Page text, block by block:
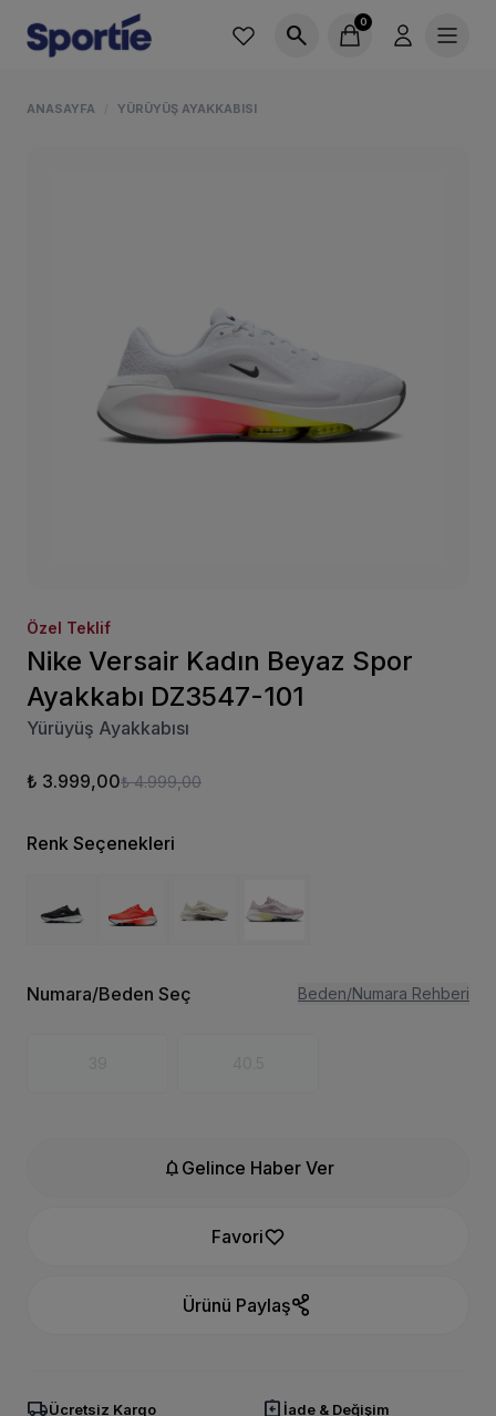
search 0
ANASAYFA YÜRÜYÜŞ AYAKKABISI
Özel Teklif
Nike Versair Kadın Beyaz Spor
Ayakkabı DZ3547-101
Yürüyüş Ayakkabısı
₺ 3.999,00₺ 4.999,00
Renk Seçenekleri
Numara/Beden Seç Beden/Numara Rehberi
notifications Gelince Haber Ver
Favori
Ürünü Paylaş
local_shippingÜcretsiz Kargo assignment_return İade & Değişim